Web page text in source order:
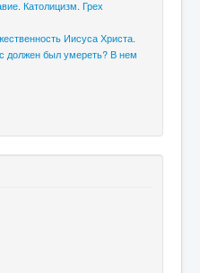
Католицизм. Грех
Иисуса Христа.
должен был умереть? В нем